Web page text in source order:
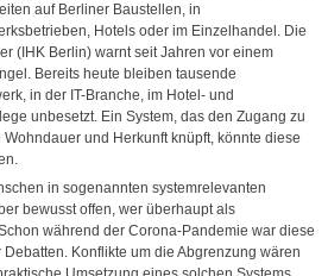
auf Berliner Baustellen, in
Hotels oder im Einzelhandel. Die
(IHK Berlin) warnt seit Jahren vor einem
Bereits heute bleiben tausende
in der IT-Branche, im Hotel- und
unbesetzt. Ein System, das den Zugang zu
und Herkunft knüpft, könnte diese
in sogenannten systemrelevanten
bewusst offen, wer überhaupt als
während der Corona-Pandemie war diese
Konflikte um die Abgrenzung wären